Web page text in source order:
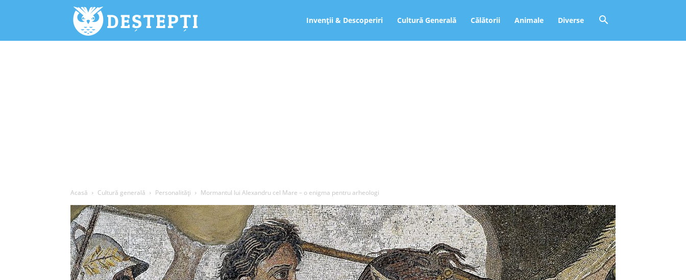
Deștepți.ro Invenții & Descoperiri Cultură Generală Călătorii Animale Diverse
Acasă Cultură generală Personalități Mormantul lui Alexandru cel Mare – o enigma pentru arheologi